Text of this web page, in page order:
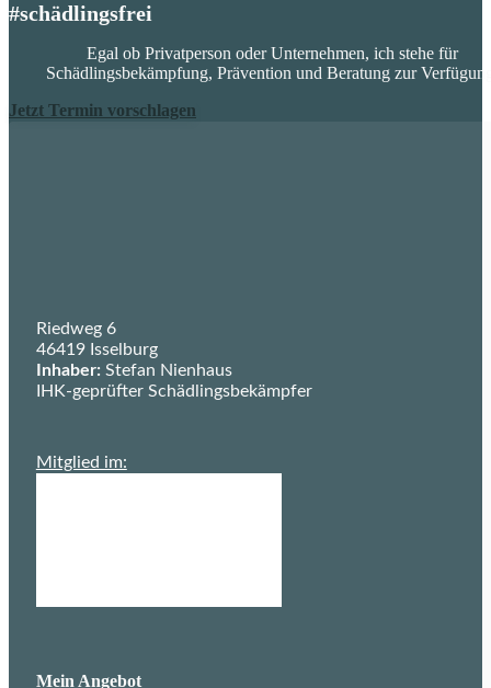
#schädlingsfrei
Egal ob Privatperson oder Unternehmen, ich stehe für
Schädlingsbekämpfung, Prävention und Beratung zur
Jetzt Termin vorschlagen
Startseite Schädlingsbekämpfung Nienhaus
Riedweg 6
46419 Isselburg
Inhaber:Stefan Nienhaus
IHK-geprüfter Schädlingsbekämpfer
Mitglied im:Deutscher Schädlingsbekämpfer Verband e.V.
Mein Angebot